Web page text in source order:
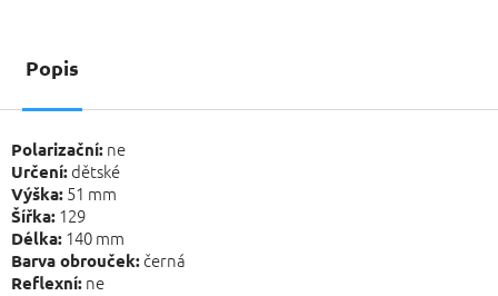
Popis
Polarizační: ne
Určení:dětské
Výška: 51 mm
Šířka: 129
Délka: 140 mm
Barva obrouček: černá
Reflexní: ne